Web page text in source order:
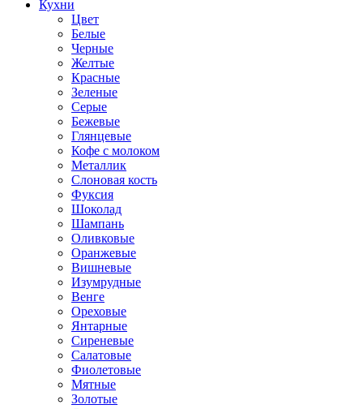
Кухни
Цвет
Белые
Черные
Желтые
Красные
Зеленые
Серые
Бежевые
Глянцевые
Кофе с молоком
Металлик
Слоновая кость
Фуксия
Шоколад
Шампань
Оливковые
Оранжевые
Вишневые
Изумрудные
Венге
Ореховые
Янтарные
Сиреневые
Салатовые
Фиолетовые
Мятные
Золотые